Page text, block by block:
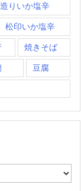
りいか塩辛
松印いか塩辛
焼きそば
豆腐